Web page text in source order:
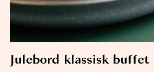
Julebord klassisk buffet